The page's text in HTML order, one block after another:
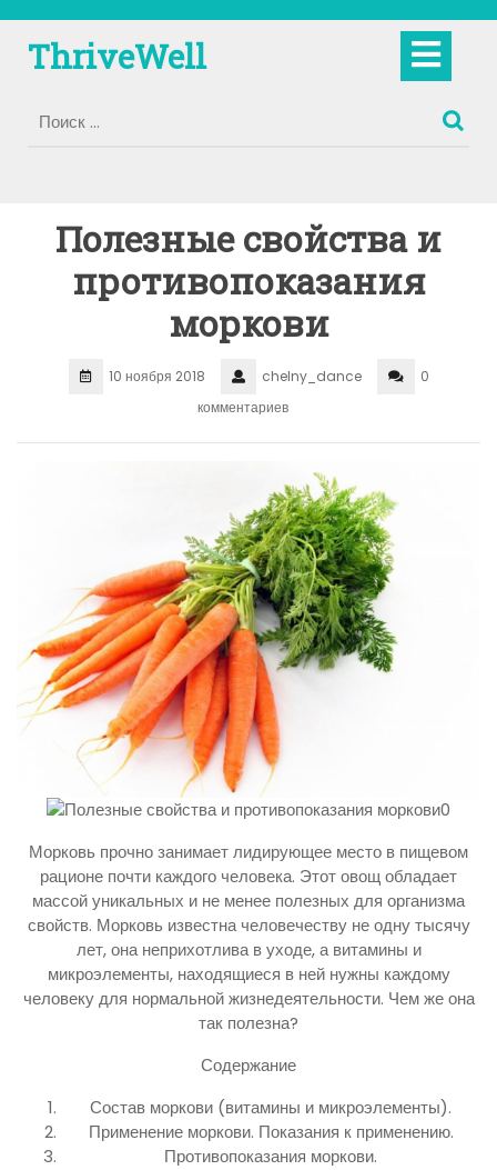
содержимому
ThriveWell
Полезные свойства и
противопоказания
моркови
10 ноября 2018 chelny_dance
0
комментариев
Морковь прочно занимает лидирующее место в пищевом
рационе почти каждого человека. Этот овощ обладает
массой уникальных и не менее полезных для организма
свойств. Морковь известна человечеству не одну тысячу
лет, она неприхотлива в уходе, а витамины и
микроэлементы, находящиеся в ней нужны каждому
человеку для нормальной жизнедеятельности. Чем же она
так полезна?
Содержание
Состав моркови (витамины и микроэлементы).
Применение моркови. Показания к применению.
Противопоказания моркови.